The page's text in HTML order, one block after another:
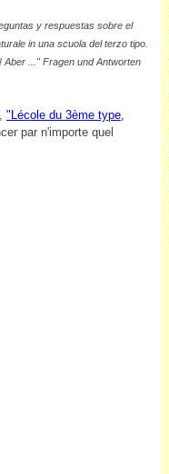
y respuestas sobre el
in una scuola del terzo tipo.
Aber ..." Fragen und Antworten
"Lécole du 3ème type,
par n'importe quel